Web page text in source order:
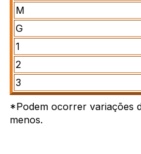
M
G
1
2
3
*Podem ocorrer variações
menos.